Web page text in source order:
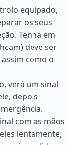
equipado,
os seus
Tenha em
deve ser
como o
verá um sinal
depois
com as mãos
lentamente,